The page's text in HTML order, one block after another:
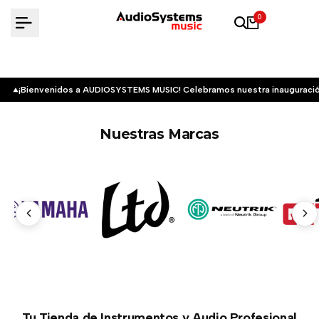
0
¡Bienvenidos a AUDIOSYSTEMS MUSIC! Celebramos nuestra
Nuestras Marcas